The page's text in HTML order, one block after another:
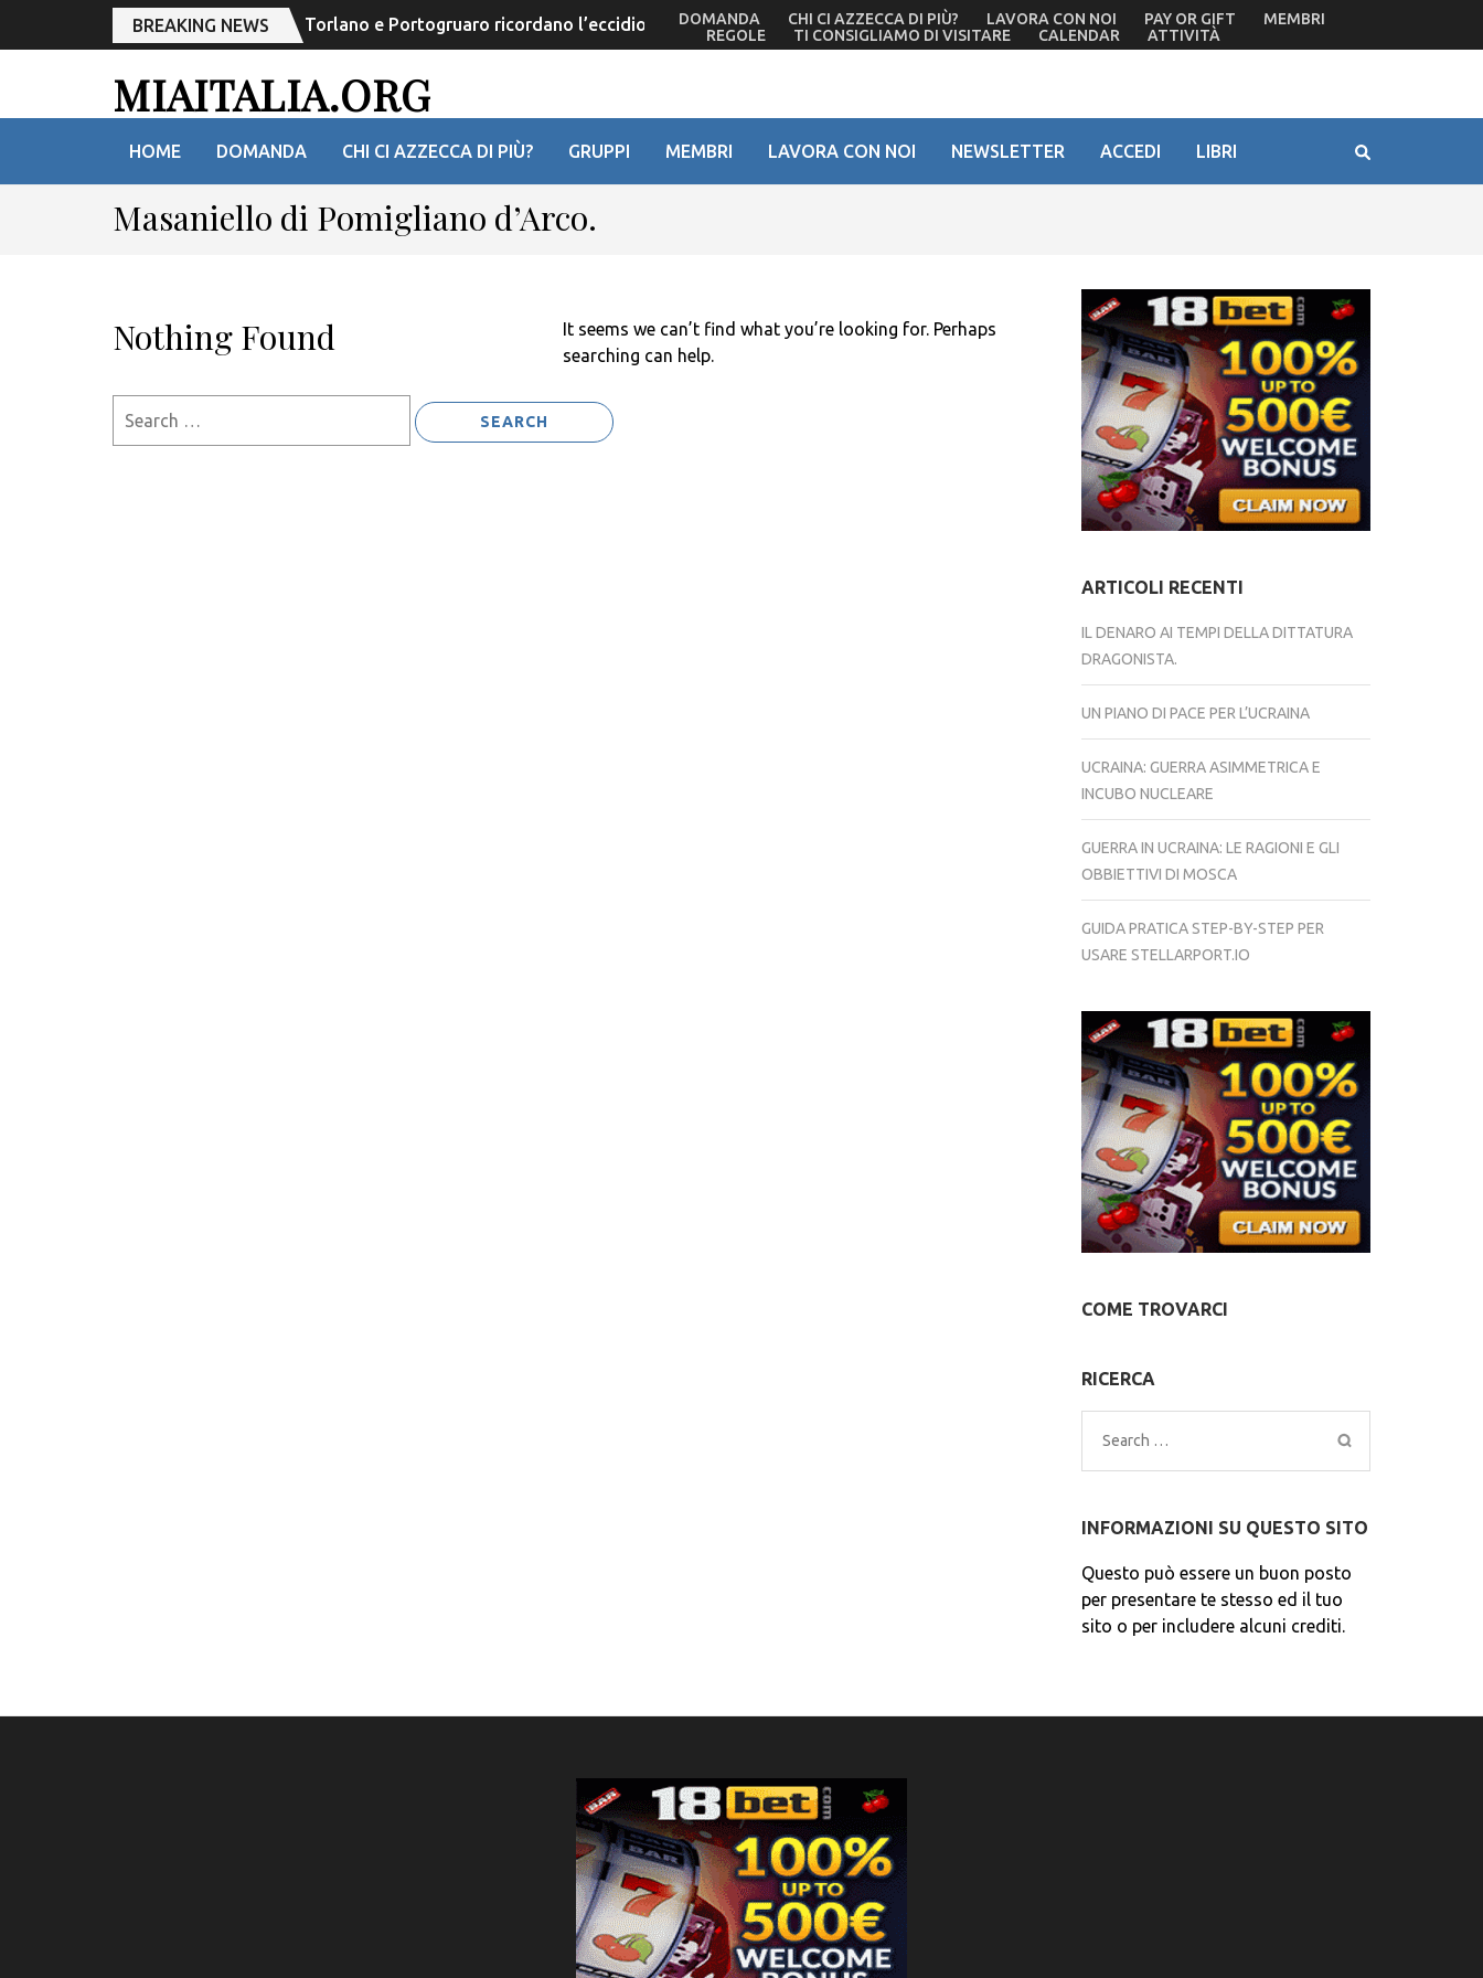
BREAKING NEWS Torlano e Portogruaro ricordano l’eccidio del ’44 – Ma De Bortoli non c’è più
DOMANDA CHI CI AZZECCA DI PIÙ? LAVORA CON NOI PAY OR GIFT
MEMBRI
REGOLE
TI CONSIGLIAMO DI VISITARE CALENDAR ATTIVITÀ
MIAITALIA.ORG
HOME DOMANDA CHI CI AZZECCA DI PIÙ? GRUPPI MEMBRI LAVORA CON NOI NEWSLETTER ACCEDI LIBRI
Masaniello di Pomigliano d’Arco.
Nothing Found
It seems we can’t find what you’re looking for. Perhaps
searching can help.
ARTICOLI RECENTI
IL DENARO AI TEMPI DELLA DITTATURA
DRAGONISTA.
UN PIANO DI PACE PER L’UCRAINA
UCRAINA: GUERRA ASIMMETRICA E
INCUBO NUCLEARE
GUERRA IN UCRAINA: LE RAGIONI E GLI
OBBIETTIVI DI MOSCA
GUIDA PRATICA STEP-BY-STEP PER
USARE STELLARPORT.IO
COME TROVARCI
RICERCA
Search
for:
INFORMAZIONI SU QUESTO SITO
Questo può essere un buon posto
per presentare te stesso ed il tuo
sito o per includere alcuni crediti.